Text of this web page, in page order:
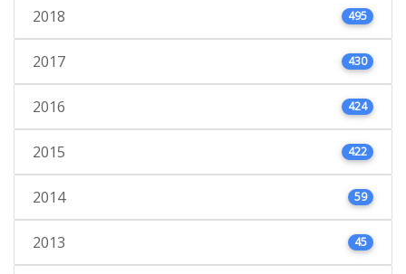
2018 495
2017 430
2016 424
2015 422
2014 59
2013 45